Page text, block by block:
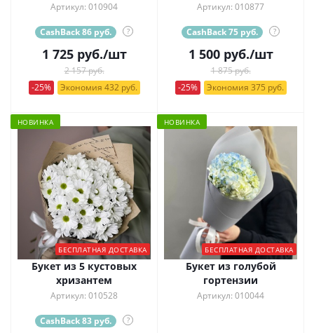
Артикул: 010904
CashBack 86 руб. ?
1 725руб./шт
2 157 руб.
-25%
Экономия 432 руб.
Артикул: 010877
CashBack 75 руб. ?
1 500руб./шт
1 875 руб.
-25%
Экономия 375 руб.
НОВИНКА
БЕСПЛАТНАЯ ДОСТАВКА
Букет из 5 кустовых
хризантем
Артикул: 010528
CashBack 83 руб. ?
НОВИНКА
БЕСПЛАТНАЯ ДОСТАВКА
Букет из голубой
гортензии
Артикул: 010044